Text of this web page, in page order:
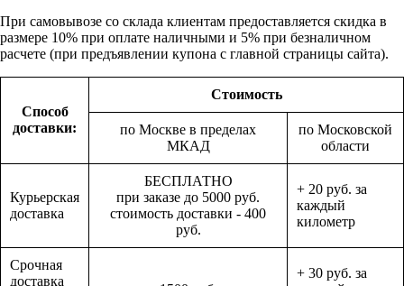
При самовывозе со склада клиентам предоставляется скидка в
размере 10% при оплате наличными и 5% при безналичном
расчете (при предъявлении купона с главной страницы сайта).
Способ
доставки:
Стоимость
по Москве в пределах
МКАД
по Московской
области
Курьерская
доставка
БЕСПЛАТНО
при заказе до 5000 руб.
стоимость доставки - 400
руб.
+ 20 руб. за
каждый
километр
Срочная
доставка
+ 30 руб. за